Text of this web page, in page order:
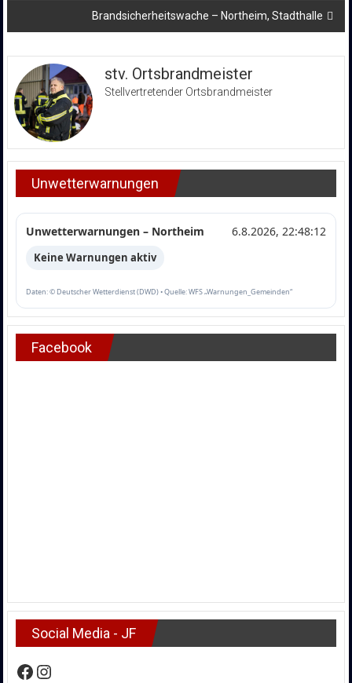
Brandsicherheitswache – Northeim, Stadthalle
stv. Ortsbrandmeister
Stellvertretender Ortsbrandmeister
Unwetterwarnungen
Unwetterwarnungen – Northeim 6.8.2026, 22:48:12
Keine Warnungen aktiv
Daten: © Deutscher Wetterdienst (DWD) • Quelle: WFS „Warnungen_Gemeinden“
Facebook
Social Media - JF
Facebook
Instagram